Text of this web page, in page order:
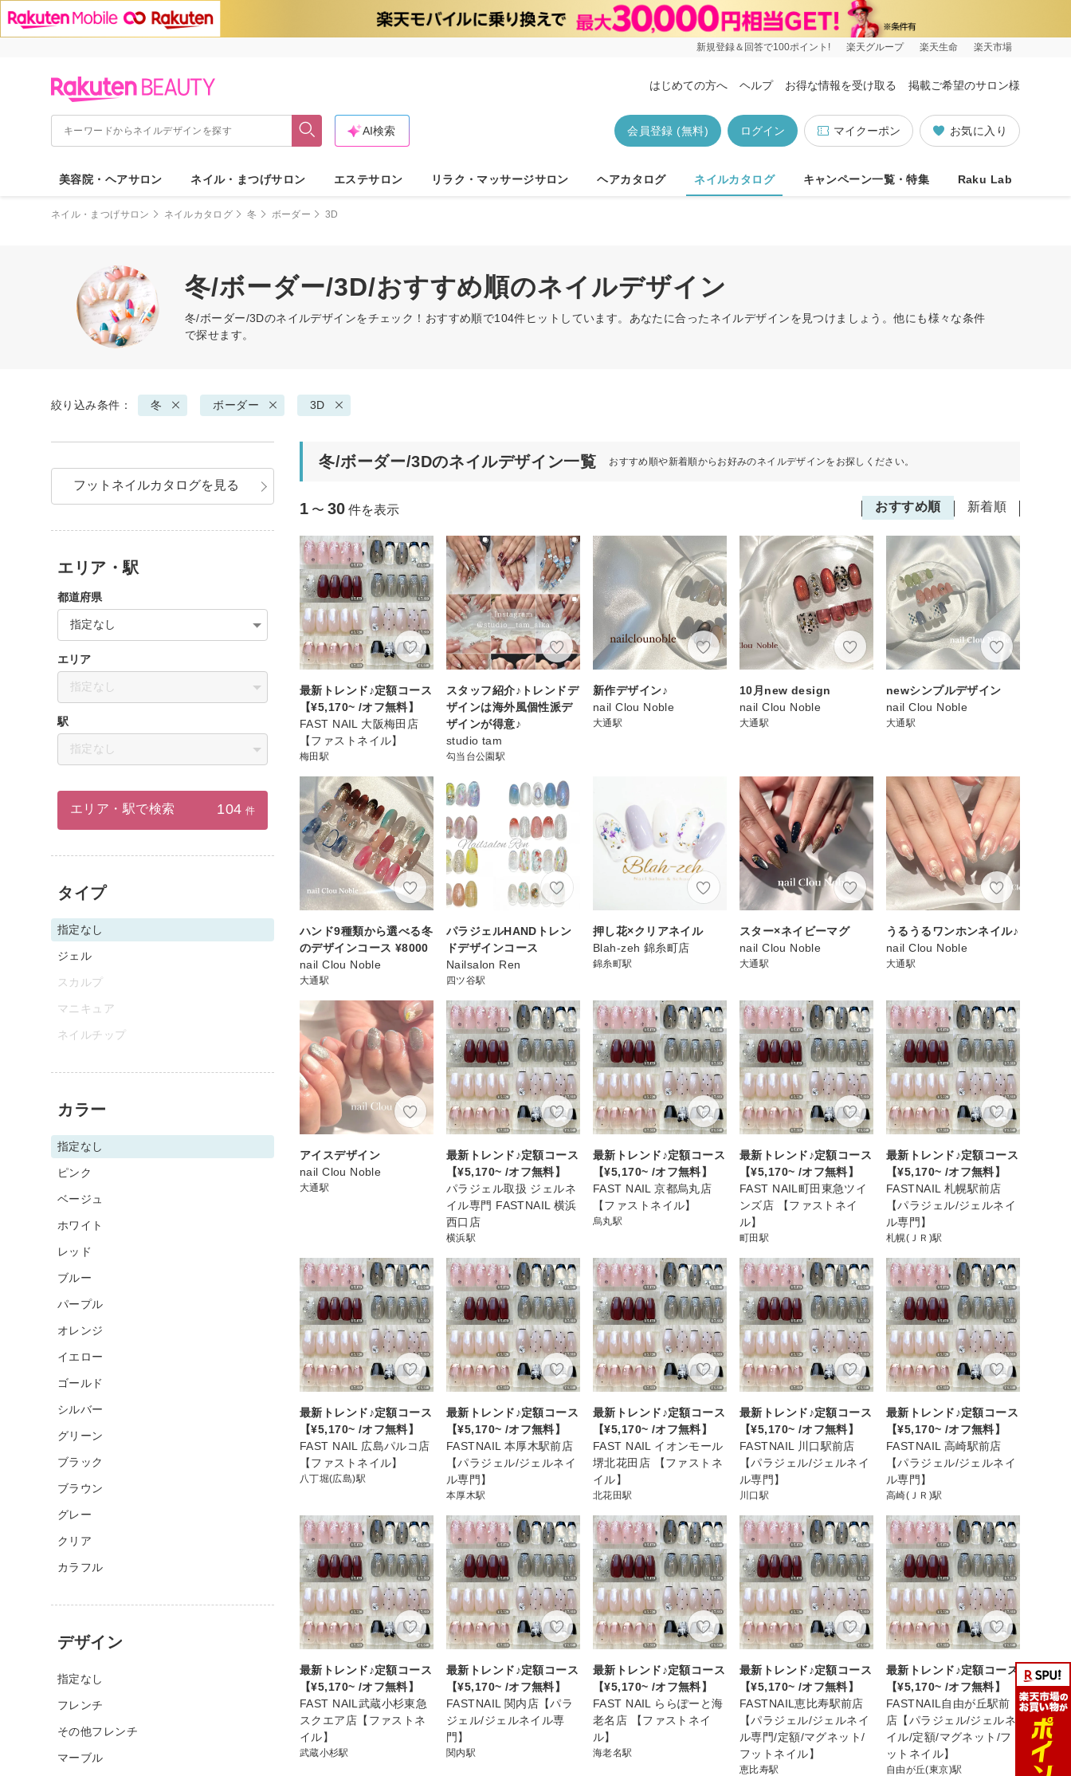
新規登録＆回答で100ポイント! 楽天グループ 楽天生命 楽天市場
はじめての方へ ヘルプ お得な情報を受け取る 掲載ご希望のサロン様
お気に入り
マイクーポン
ログイン
会員登録 (無料)
AI検索
美容院・ヘアサロン ネイル・まつげサロン エステサロン リラク・マッサージサロン ヘアカタログ ネイルカタログ キャンペーン一覧・特集 Raku Lab
ネイル・まつげサロン ネイルカタログ 冬 ボーダー 3D
冬/ボーダー/3D/おすすめ順のネイルデザイン
冬/ボーダー/3Dのネイルデザインをチェック！おすすめ順で104件ヒットしています。あなたに合ったネイルデザインを見つけましょう。他にも様々な条件
で探せます。
絞り込み条件： 冬 ボーダー 3D
冬/ボーダー/3Dのネイルデザイン一覧 おすすめ順や新着順からお好みのネイルデザインをお探しください。
おすすめ順 新着順
1 〜 30 件を表示
最新トレンド♪定額コース
【¥5,170~ /オフ無料】
FAST NAIL 大阪梅田店
【ファストネイル】
梅田駅
スタッフ紹介♪トレンドデ
ザインは海外風個性派デ
ザインが得意♪
studio tam
勾当台公園駅
新作デザイン♪
nail Clou Noble
大通駅
10月new design
nail Clou Noble
大通駅
newシンプルデザイン
nail Clou Noble
大通駅
ハンド9種類から選べる冬
のデザインコース ¥8000
nail Clou Noble
大通駅
パラジェルHANDトレン
ドデザインコース
Nailsalon Ren
四ツ谷駅
押し花×クリアネイル
Blah-zeh 錦糸町店
錦糸町駅
スター×ネイビーマグ
nail Clou Noble
大通駅
うるうるワンホンネイル♪
nail Clou Noble
大通駅
アイスデザイン
nail Clou Noble
大通駅
最新トレンド♪定額コース
【¥5,170~ /オフ無料】
パラジェル取扱 ジェルネ
イル専門 FASTNAIL 横浜
西口店
横浜駅
最新トレンド♪定額コース
【¥5,170~ /オフ無料】
FAST NAIL 京都烏丸店
【ファストネイル】
烏丸駅
最新トレンド♪定額コース
【¥5,170~ /オフ無料】
FAST NAIL町田東急ツイ
ンズ店 【ファストネイ
ル】
町田駅
最新トレンド♪定額コース
【¥5,170~ /オフ無料】
FASTNAIL 札幌駅前店
【パラジェル/ジェルネイ
ル専門】
札幌(ＪＲ)駅
最新トレンド♪定額コース
【¥5,170~ /オフ無料】
FAST NAIL 広島パルコ店
【ファストネイル】
八丁堀(広島)駅
最新トレンド♪定額コース
【¥5,170~ /オフ無料】
FASTNAIL 本厚木駅前店
【パラジェル/ジェルネイ
ル専門】
本厚木駅
最新トレンド♪定額コース
【¥5,170~ /オフ無料】
FAST NAIL イオンモール
堺北花田店 【ファストネ
イル】
北花田駅
最新トレンド♪定額コース
【¥5,170~ /オフ無料】
FASTNAIL 川口駅前店
【パラジェル/ジェルネイ
ル専門】
川口駅
最新トレンド♪定額コース
【¥5,170~ /オフ無料】
FASTNAIL 高崎駅前店
【パラジェル/ジェルネイ
ル専門】
高崎(ＪＲ)駅
最新トレンド♪定額コース
【¥5,170~ /オフ無料】
FAST NAIL武蔵小杉東急
スクエア店【ファストネ
イル】
武蔵小杉駅
最新トレンド♪定額コース
【¥5,170~ /オフ無料】
FASTNAIL 関内店【パラ
ジェル/ジェルネイル専
門】
関内駅
最新トレンド♪定額コース
【¥5,170~ /オフ無料】
FAST NAIL ららぽーと海
老名店 【ファストネイ
ル】
海老名駅
最新トレンド♪定額コース
【¥5,170~ /オフ無料】
FASTNAIL恵比寿駅前店
【パラジェル/ジェルネイ
ル専門/定額/マグネット/
フットネイル】
恵比寿駅
最新トレンド♪定額コース
【¥5,170~ /オフ無料】
FASTNAIL自由が丘駅前
店【パラジェル/ジェルネ
イル/定額/マグネット/フ
ットネイル】
自由が丘(東京)駅
フットネイルカタログを見る
エリア・駅
都道府県
指定なし
エリア
指定なし
駅
指定なし
エリア・駅で検索 104 件
タイプ
指定なし
ジェル
スカルプ
マニキュア
ネイルチップ
カラー
指定なし
ピンク
ベージュ
ホワイト
レッド
ブルー
パープル
オレンジ
イエロー
ゴールド
シルバー
グリーン
ブラック
ブラウン
グレー
クリア
カラフル
デザイン
指定なし
フレンチ
その他フレンチ
マーブル